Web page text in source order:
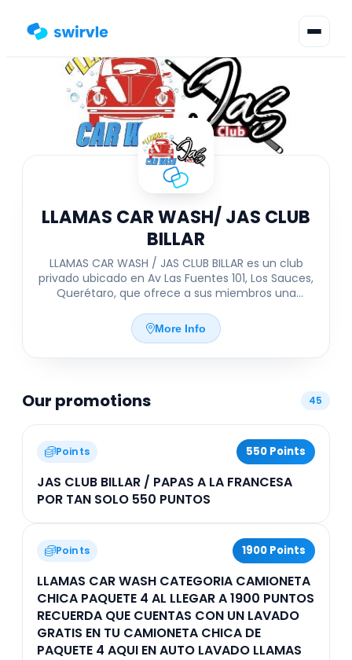
Change language
▾
LLAMAS CAR WASH/ JAS CLUB
BILLAR
LLAMAS CAR WASH / JAS CLUB BILLAR es un club
privado ubicado en Av Las Fuentes 101, Los Sauces,
Querétaro, que ofrece a sus miembros una
formar parte de esta comunidad, los usuarios
acumulan puntos con cada servicio y producto,
combina servicios de lavado de autos y
entretenimiento en billar, creando un espacio
ideal para socios en Querétaro.
More Info
Our promotions 45
Points 550 Points
JAS CLUB BILLAR / PAPAS A LA FRANCESA
POR TAN SOLO 550 PUNTOS
Points 1900 Points
LLAMAS CAR WASH CATEGORIA CAMIONETA
CHICA PAQUETE 4 AL LLEGAR A 1900 PUNTOS
RECUERDA QUE CUENTAS CON UN LAVADO
GRATIS EN TU CAMIONETA CHICA DE
PAQUETE 4 AQUI EN AUTO LAVADO LLAMAS